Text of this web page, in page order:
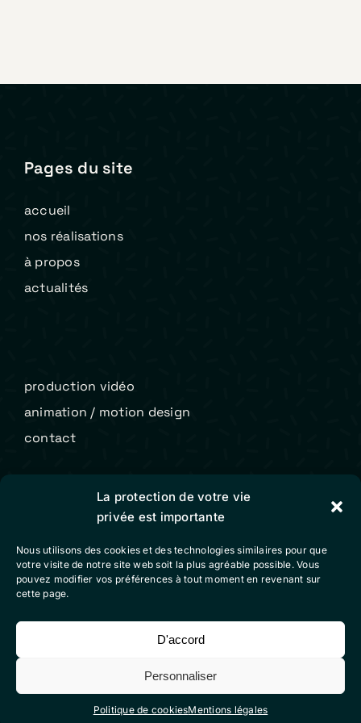
La protection de votre vie
privée est importante
Nous utilisons des cookies et des technologies similaires pour que
votre visite de notre site web soit la plus agréable possible. Vous
pouvez modifier vos préférences à tout moment en revenant sur
cette page.
D'accord
Personnaliser
Politique de cookiesMentions légales
Pages du site
accueil
nos réalisations
à propos
actualités
production vidéo
animation / motion design
contact
Colibri Vidéo
conditions générales de vente
politique de cookies (eu)
Suivez-nous sur nos réseaux sociaux